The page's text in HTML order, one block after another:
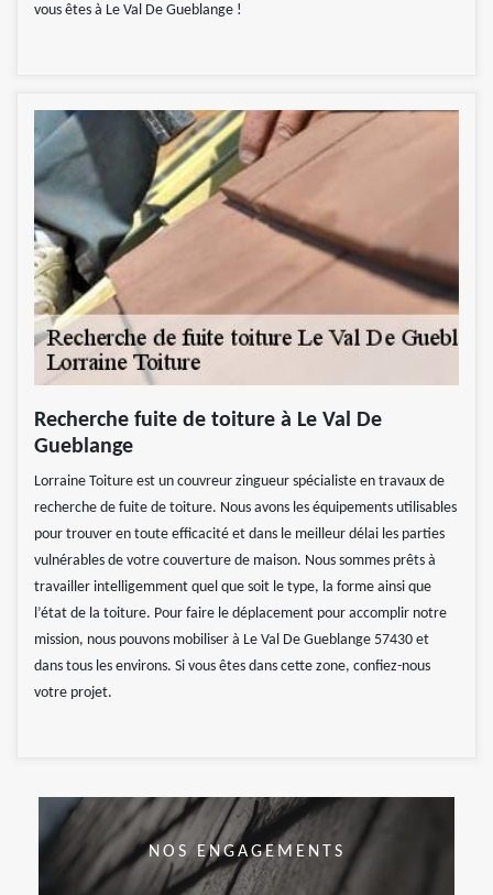
vous êtes à Le Val De Gueblange !
Recherche fuite de toiture à Le Val De
Gueblange
Lorraine Toiture est un couvreur zingueur spécialiste en travaux de
recherche de fuite de toiture. Nous avons les équipements utilisables
pour trouver en toute efficacité et dans le meilleur délai les parties
vulnérables de votre couverture de maison. Nous sommes prêts à
travailler intelligemment quel que soit le type, la forme ainsi que
l’état de la toiture. Pour faire le déplacement pour accomplir notre
mission, nous pouvons mobiliser à Le Val De Gueblange 57430 et
dans tous les environs. Si vous êtes dans cette zone, confiez-nous
votre projet.
NOS ENGAGEMENTS